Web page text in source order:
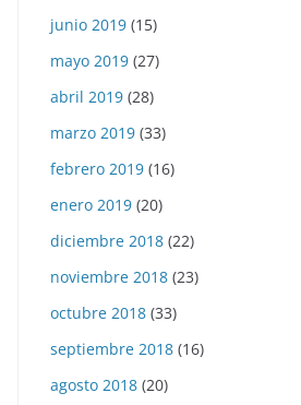
junio 2019 (15)
mayo 2019 (27)
abril 2019 (28)
marzo 2019 (33)
febrero 2019 (16)
enero 2019 (20)
diciembre 2018 (22)
noviembre 2018 (23)
octubre 2018 (33)
septiembre 2018 (16)
agosto 2018 (20)